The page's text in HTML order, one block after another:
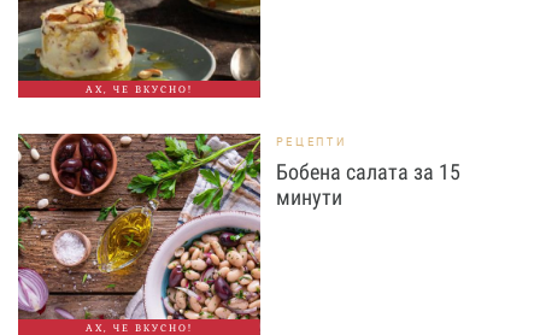
АХ, ЧЕ ВКУСНО!
АХ, ЧЕ ВКУСНО!
РЕЦЕПТИ
Бобена салата за 15
минути